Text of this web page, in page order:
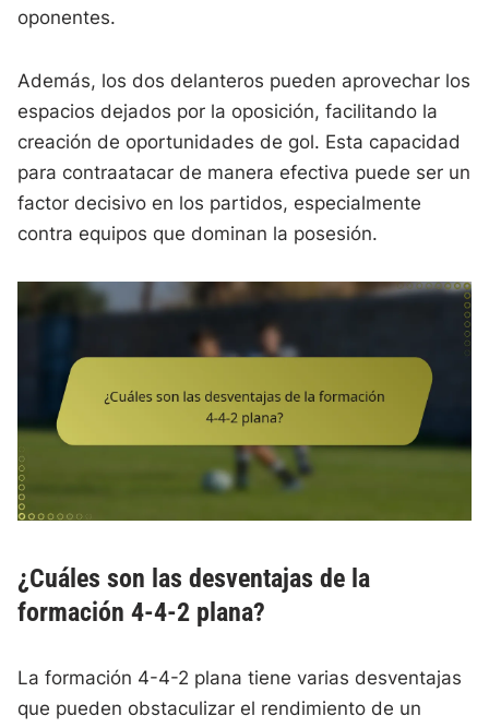
oponentes.
Además, los dos delanteros pueden aprovechar los
espacios dejados por la oposición, facilitando la
creación de oportunidades de gol. Esta capacidad
para contraatacar de manera efectiva puede ser un
factor decisivo en los partidos, especialmente
contra equipos que dominan la posesión.
¿Cuáles son las desventajas de la
formación 4-4-2 plana?
La formación 4-4-2 plana tiene varias desventajas
que pueden obstaculizar el rendimiento de un